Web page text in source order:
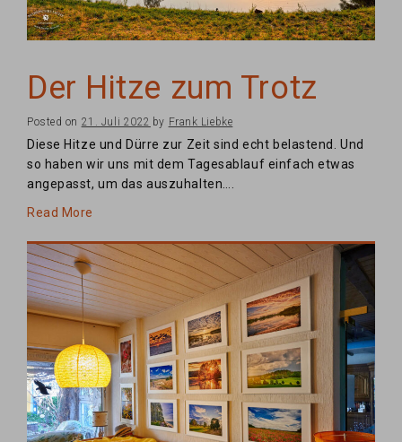
Der Hitze zum Trotz
Posted on 21. Juli 2022 by Frank Liebke
Diese Hitze und Dürre zur Zeit sind echt belastend. Und
so haben wir uns mit dem Tagesablauf einfach etwas
angepasst, um das auszuhalten….
Read More